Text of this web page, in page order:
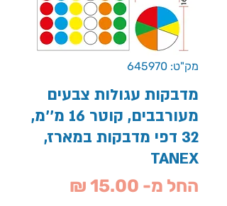
מק"ט: 645970
מדבקות עגולות צבעים
מעורבבים, קוטר 16 מ''מ,
32 דפי מדבקות במארז,
TANEX
החל מ- 15.00 ₪